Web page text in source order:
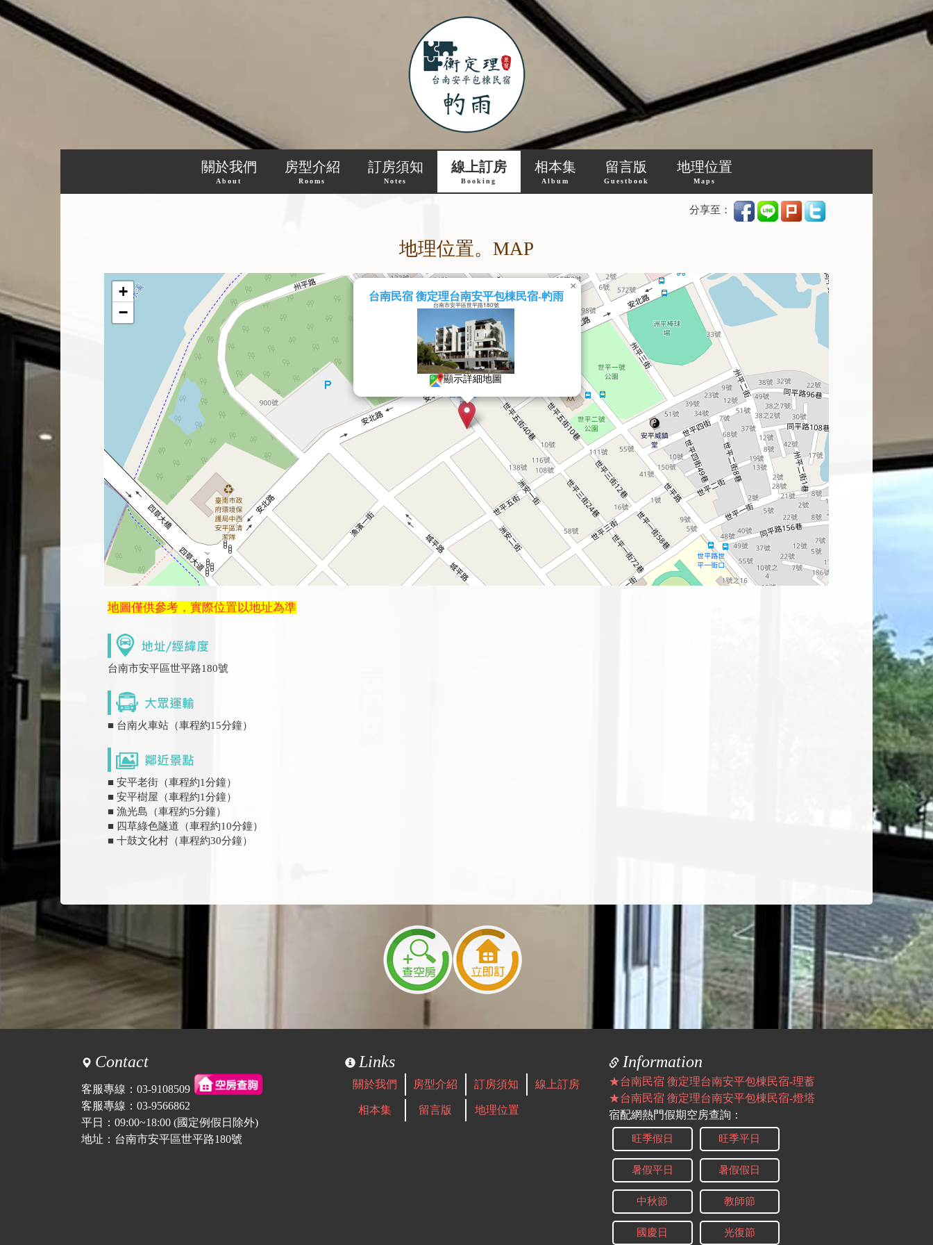
關於我們
About
房型介紹
Rooms
訂房須知
Notes
線上訂房
Booking
相本集
Album
留言版
Guestbook
地理位置
Maps
分享至：
地理位置。MAP
台南民宿 衡定理台南安平包棟民宿-畃雨
台南市安平區世平路180號
顯示詳細地圖
×
+
−
地圖僅供參考，實際位置以地址為準
台南市安平區世平路180號
■ 台南火車站（車程約15分鐘）
■ 安平老街（車程約1分鐘）
■ 安平樹屋（車程約1分鐘）
■ 漁光島（車程約5分鐘）
■ 四草綠色隧道（車程約10分鐘）
■ 十鼓文化村（車程約30分鐘）
Contact
客服專線： 03-9108509
客服專線： 03-9566862
平日：09:00~18:00 (國定例假日除外)
地址：台南市安平區世平路180號
Links
關於我們 房型介紹 訂房須知 線上訂房
相本集 留言版 地理位置
Information
★台南民宿 衡定理台南安平包棟民宿-理蓄
★台南民宿 衡定理台南安平包棟民宿-燈塔
宿配網熱門假期空房查詢：
旺季假日 旺季平日
暑假平日 暑假假日
中秋節 教師節
國慶日 光復節